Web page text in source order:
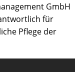
GmbH
für
Pflege der